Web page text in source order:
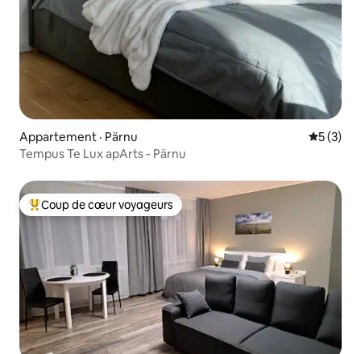
Appartement · Pärnu Note
5 (3)
Tempus Te Lux apArts - Pärnu
Coup de cœur voyageurs parmi les plus aimés
Coup de cœur voyageurs